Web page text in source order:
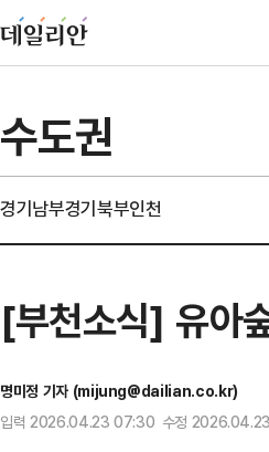
수도권
경기남부경기북부인천
[부천소식] 유아
명미정 기자 (mijung@dailian.co.kr)
입력 2026.04.23 07:30 수정